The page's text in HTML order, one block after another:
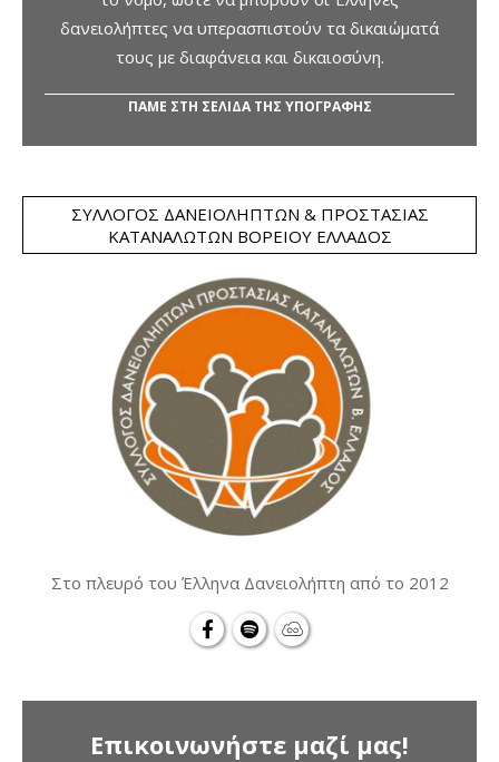
δανειολήπτες να υπερασπιστούν τα δικαιώματά
τους με διαφάνεια και δικαιοσύνη.
ΠΑΜΕ ΣΤΗ ΣΕΛΙΔΑ ΤΗΣ ΥΠΟΓΡΑΦΗΣ
ΣΎΛΛΟΓΟΣ ΔΑΝΕΙΟΛΗΠΤΏΝ & ΠΡΟΣΤΑΣΊΑΣ
ΚΑΤΑΝΑΛΩΤΏΝ ΒΟΡΕΊΟΥ ΕΛΛΆΔΟΣ
Στο πλευρό του Έλληνα Δανειολήπτη από το 2012
Επικοινωνήστε μαζί μας!